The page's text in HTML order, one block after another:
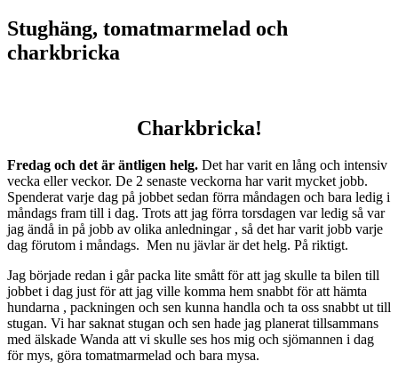
Stughäng, tomatmarmelad och
charkbricka
Charkbricka!
Fredag och det är äntligen helg. Det har varit en lång och intensiv
vecka eller veckor. De 2 senaste veckorna har varit mycket jobb.
Spenderat varje dag på jobbet sedan förra måndagen och bara ledig i
måndags fram till i dag. Trots att jag förra torsdagen var ledig så var
jag ändå in på jobb av olika anledningar , så det har varit jobb varje
dag förutom i måndags. Men nu jävlar är det helg. På riktigt.
Jag började redan i går packa lite smått för att jag skulle ta bilen till
jobbet i dag just för att jag ville komma hem snabbt för att hämta
hundarna , packningen och sen kunna handla och ta oss snabbt ut till
stugan. Vi har saknat stugan och sen hade jag planerat tillsammans
med älskade Wanda att vi skulle ses hos mig och sjömannen i dag
för mys, göra tomatmarmelad och bara mysa.